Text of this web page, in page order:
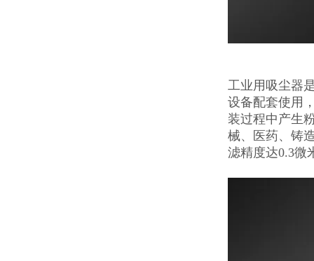
工业用吸尘器
设备配套使用
装过程中产生
械、医药、铸
滤精度达0.3微